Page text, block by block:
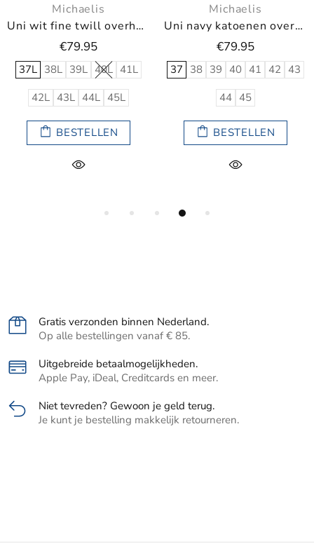
Michaelis
Uni wit fine twill overhemd (Extra lange mouwen)
€79.95
37L 38L 39L 40L 41L
42L 43L 44L 45L
BESTELLEN
Michaelis
Uni navy katoenen overhemd
€79.95
37 38 39 40 41 42 43
44 45
BESTELLEN
Gratis verzonden binnen Nederland.
Op alle bestellingen vanaf € 85.
Uitgebreide betaalmogelijkheden.
Apple Pay, iDeal, Creditcards en meer.
Niet tevreden? Gewoon je geld terug.
Je kunt je bestelling makkelijk retourneren.